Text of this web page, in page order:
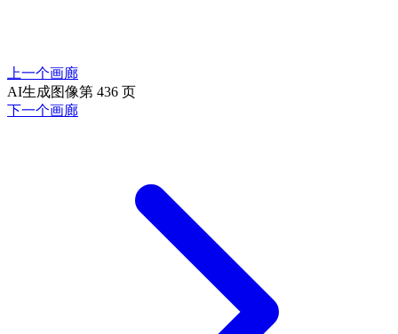
上一个画廊
AI生成图像第 436 页
下一个画廊